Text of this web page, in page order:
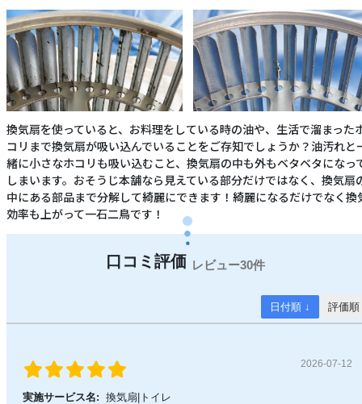
換気扇を使っていると、お料理をしている時の油や、生活で溜まった
コリまで換気扇が吸い込んでいることをご存知でしょうか？油汚れと
緒に小さなホコリも吸い込むこと、換気扇の中も外もベタベタになっ
しまいます。おそうじ本舗なら見えている部分だけではなく、換気扇
中にある部品まで分解して綺麗にできます！綺麗になるだけでなく換
効率も上がって一石二鳥です！
30件
日付順 ↓ 評価順
2026-07-12
実施サービス名: 換気扇|トイレ